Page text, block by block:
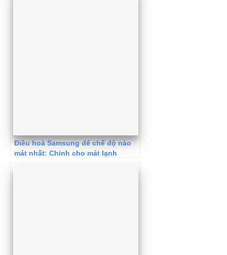
Điều hoà Samsung để chế độ nào
mát nhất: Chỉnh cho mát lạnh